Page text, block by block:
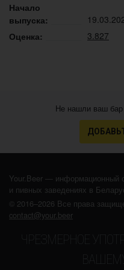
Начало
выпуска:
Оценка:
3.827
Не нашли ваш бар
Your.Beer — информационный
и пивных заведениях в
© 2016–2026 Все права
contact@your.beer
ЧРЕЗМЕРНОЕ